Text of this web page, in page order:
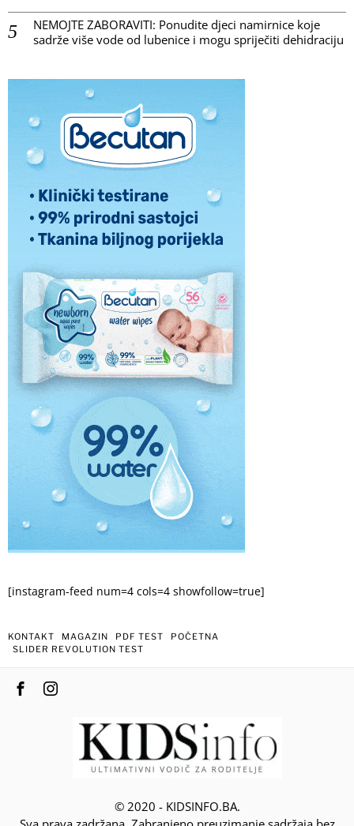
NEMOJTE ZABORAVITI: Ponudite djeci namirnice koje
sadrže više vode od lubenice i mogu spriječiti dehidraciju
[instagram-feed num=4 cols=4 showfollow=true]
KONTAKT MAGAZIN PDF TEST
POČETNA
SLIDER REVOLUTION TEST
© 2020 - KIDSINFO.BA.